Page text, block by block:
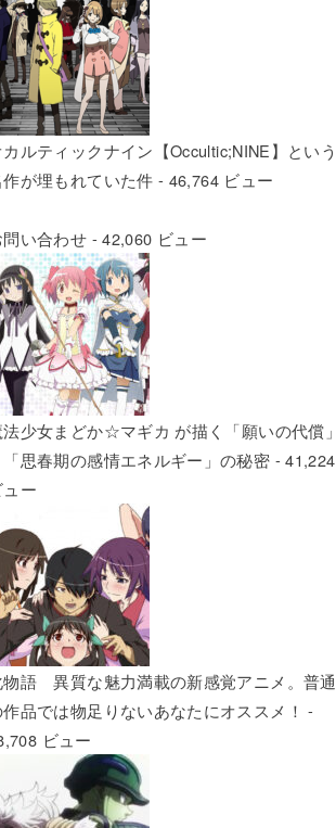
ルティックナイン【Occultic;NINE】という
が埋もれていた件 - 46,764 ビュー
い合わせ - 42,060 ビュー
少女まどか☆マギカ が描く「願いの代償」
思春期の感情エネルギー」の秘密 - 41,224
ー
物語 異質な魅力満載の新感覚アニメ。普通
品では物足りないあなたにオススメ！ -
ビュー